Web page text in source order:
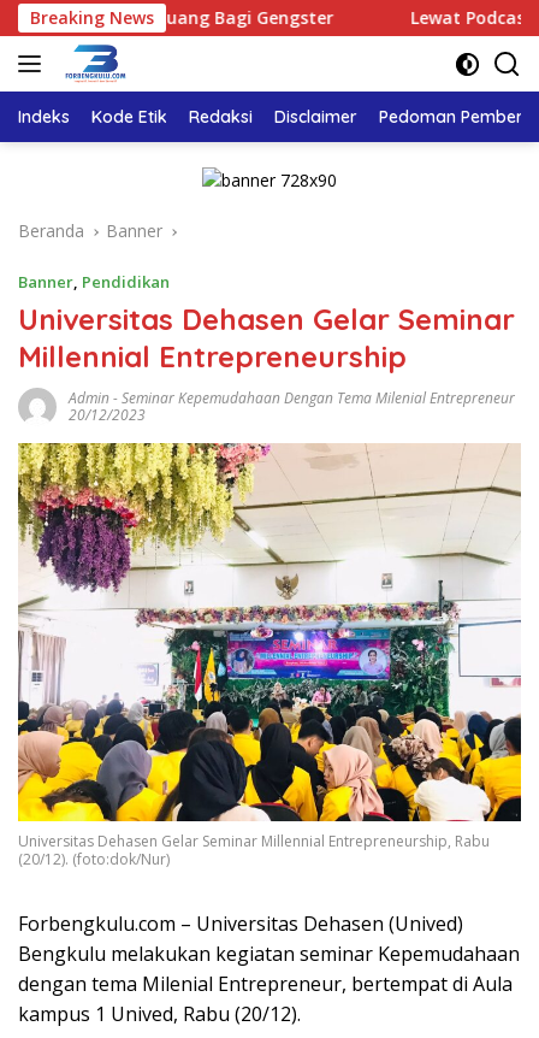
Langsung
ke
konten
Breaking News
Ruang Bagi Gengster Lewat Podcast Tribun
Indeks Kode Etik Redaksi Disclaimer Pedoman
Beranda Banner
Banner, Pendidikan
Universitas Dehasen Gelar Seminar
Millennial Entrepreneurship
Admin-Seminar Kepemudahaan Dengan Tema Milenial Entrepreneur
20/12/2023
Universitas Dehasen Gelar Seminar Millennial Entrepreneurship, Rabu
(20/12). (foto:dok/Nur)
Forbengkulu.com – Universitas Dehasen (Unived)
Bengkulu melakukan kegiatan seminar Kepemudahaan
dengan tema Milenial Entrepreneur, bertempat di Aula
kampus 1 Unived, Rabu (20/12).